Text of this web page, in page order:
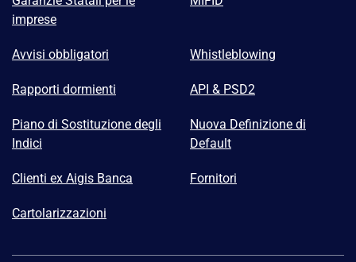
imprese
Avvisi obbligatori Whistleblowing
Rapporti dormienti API & PSD2
Piano di Sostituzione degli
Indici
Nuova Definizione di
Default
Clienti ex Aigis Banca Fornitori
Cartolarizzazioni